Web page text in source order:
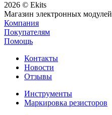
2026 © Ekits
Магазин электронных модулей
Компания
Покупателям
Помощь
Контакты
Новости
Отзывы
Инструменты
Маркировка резисторов